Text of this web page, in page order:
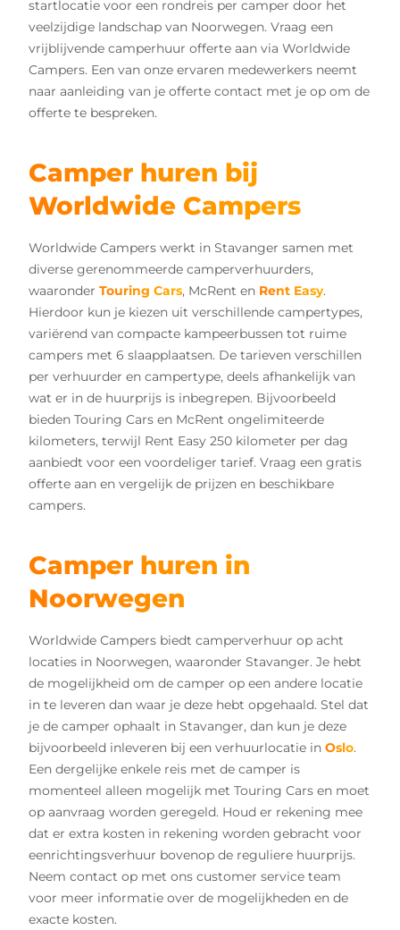
startlocatie voor een rondreis per camper door het
veelzijdige landschap van Noorwegen. Vraag een
vrijblijvende camperhuur offerte aan via Worldwide
Campers. Een van onze ervaren medewerkers neemt
naar aanleiding van je offerte contact met je op om de
offerte te bespreken.
Camper huren bij
Worldwide Campers
Worldwide Campers werkt in Stavanger samen met
diverse gerenommeerde camperverhuurders,
waaronder Touring Cars, McRent en Rent Easy.
Hierdoor kun je kiezen uit verschillende campertypes,
variërend van compacte kampeerbussen tot ruime
campers met 6 slaapplaatsen. De tarieven verschillen
per verhuurder en campertype, deels afhankelijk van
wat er in de huurprijs is inbegrepen. Bijvoorbeeld
bieden Touring Cars en McRent ongelimiteerde
kilometers, terwijl Rent Easy 250 kilometer per dag
aanbiedt voor een voordeliger tarief. Vraag een gratis
offerte aan en vergelijk de prijzen en beschikbare
campers.
Camper huren in
Noorwegen
Worldwide Campers biedt camperverhuur op acht
locaties in Noorwegen, waaronder Stavanger. Je hebt
de mogelijkheid om de camper op een andere locatie
in te leveren dan waar je deze hebt opgehaald. Stel dat
je de camper ophaalt in Stavanger, dan kun je deze
bijvoorbeeld inleveren bij een verhuurlocatie in Oslo.
Een dergelijke enkele reis met de camper is
momenteel alleen mogelijk met Touring Cars en moet
op aanvraag worden geregeld. Houd er rekening mee
dat er extra kosten in rekening worden gebracht voor
eenrichtingsverhuur bovenop de reguliere huurprijs.
Neem contact op met ons customer service team
voor meer informatie over de mogelijkheden en de
exacte kosten.